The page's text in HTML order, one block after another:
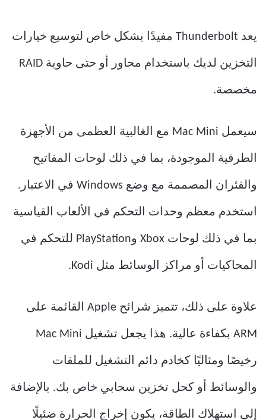
يعد Thunderbolt مفيدًا بشكل خاص لتوسيع خيارات
التخزين لديك باستخدام محاور أو حتى حاوية RAID
مخصصة.
سيعمل Mac Mini مع الغالبية العظمى من الأجهزة
الطرفية الموجودة، بما في ذلك لوحات المفاتيح
والفئران المصممة مع وضع Windows في الاعتبار.
استخدم معظم وحدات التحكم في الألعاب القياسية
بما في ذلك لوحات Xbox وPlayStation للتحكم في
المحاكيات أو مراكز الوسائط مثل Kodi.
علاوة على ذلك، تتميز شرائح Apple القائمة على
ARM بكفاءة عالية. هذا يجعل تشغيل Mac Mini
رخيصًا ومثاليًا كخادم دائم التشغيل للملفات
والوسائط أو كحل تخزين سحابي خاص بك. بالإضافة
إلى استهلاك الطاقة، يكون إخراج الحرارة ضئيلًا